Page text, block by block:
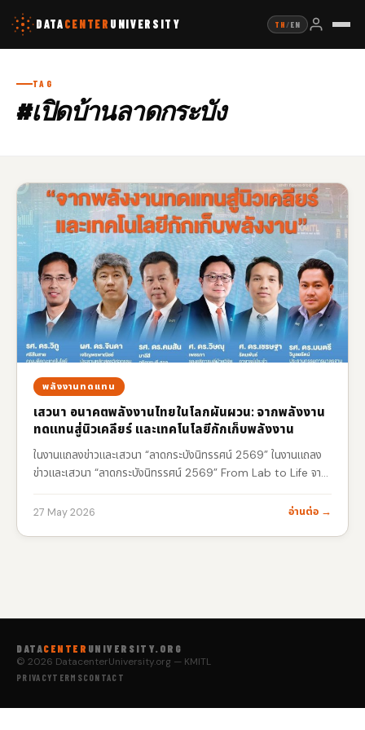
DATACENTER UNIVERSITY TH /EN
TAG
#เปิดบ้านลาดกระบัง
พลังงานทดแทน
เสวนา อนาคตพลังงานไทยในโลกผันผวน: จากพลังงาน
ทดแทนสู่นิวเคลียร์ และเทคโนโลยีกักเก็บพลังงาน
ในงานแถลงข่าวและเสวนา “ลาดกระบังนิทรรศน์ 2569” ในงานแถลง
ข่าวและเสวนา “ลาดกระบังนิทรรศน์ 2569” From Lab to Life จาก
“ไอเดีย” สู่ “นวัตกรรม” จากห้องทดลอง สู่โลกอนาคต
…
27 May 2026 อ่านต่อ →
DATACENTER UNIVERSITY.ORG
© 2026 DatacenterUniversity.org — KMITL
PRIVACYTERMSCONTACT